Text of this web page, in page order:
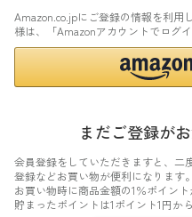
Amazon.co.jpにご登録の情報を利用
様は、「Amazonアカウントでログ
まだご登録が
会員登録をしていただきますと、二
登録などお買い物が便利になります。
お買い物時に商品金額の1％ポイント
貯まったポイントは1ポイント1円か